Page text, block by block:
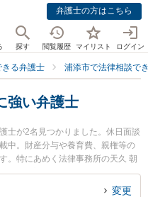
弁護士の方はこちら
探す 閲覧履歴 マイリスト ログイン
る弁護士 浦添市で法律相談で
強い弁護士
士が2名見つかりました。休日面談
中。財産分与や養育費、親権等の
。特にあめく法律事務所の天久 朝
士のプロフィール情報や弁護士費
で土日や夜間に発生した離婚・男
変更